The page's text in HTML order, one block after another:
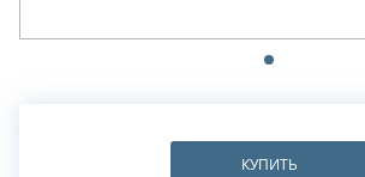
КУПИТЬ